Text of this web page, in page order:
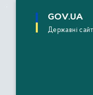
основного
GOV.UA
Державні